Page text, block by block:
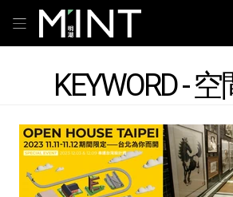
KEYWORD -